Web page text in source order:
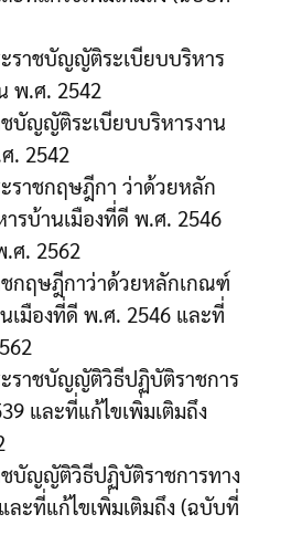
ราชบัญญัติระเบียบบริหาร
พ.ศ. 2542
บัญญัติระเบียบบริหารงาน
. 2542
ราชกฤษฎีกา ว่าด้วยหลัก
รบ้านเมืองที่ดี พ.ศ. 2546
.ศ. 2562
กฤษฎีกาว่าด้วยหลักเกณฑ์
เมืองที่ดี พ.ศ. 2546 และที่
ราชบัญญัติวิธีปฏิบัติราชการ
และที่แก้ไขเพิ่มเติมถึง
บัญญัติวิธีปฏิบัติราชการทาง
ะที่แก้ไขเพิ่มเติมถึง (ฉบับที่